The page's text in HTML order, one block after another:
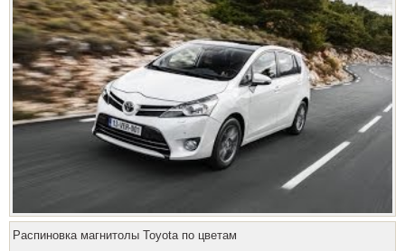
Распиновка магнитолы Toyota по цветам